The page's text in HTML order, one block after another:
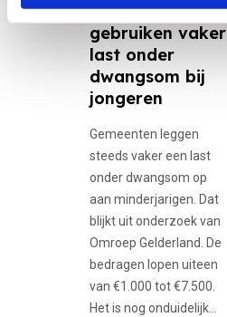
Gemeenten
gebruiken vaker
last onder
dwangsom bij
jongeren
Gemeenten leggen
steeds vaker een last
onder dwangsom op
aan minderjarigen. Dat
blijkt uit onderzoek van
Omroep Gelderland. De
bedragen lopen uiteen
van €1.000 tot €7.500.
Het is nog onduidelijk…